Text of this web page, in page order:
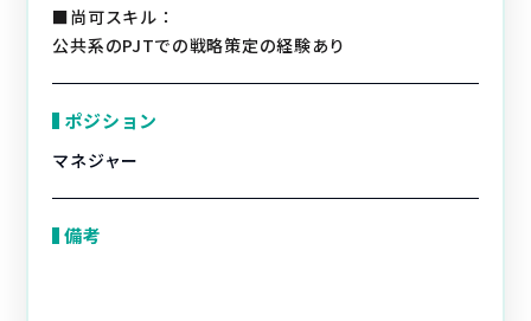
■尚可スキル：
公共系のPJTでの戦略策定の経験あり
ポジション
マネジャー
備考